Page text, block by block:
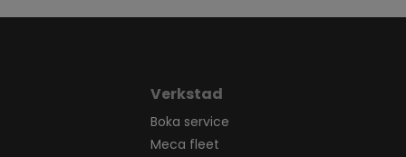
Verkstad
Boka service
Meca fleet